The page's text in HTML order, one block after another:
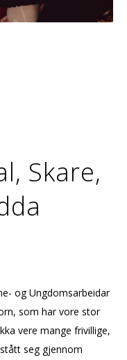
Skare,
og Ungdomsarbeidar
som har vore stor
vere mange frivillige,
seg gjennom